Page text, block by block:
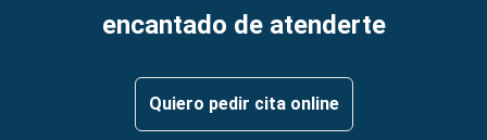
encantado de atenderte
Quiero pedir cita online